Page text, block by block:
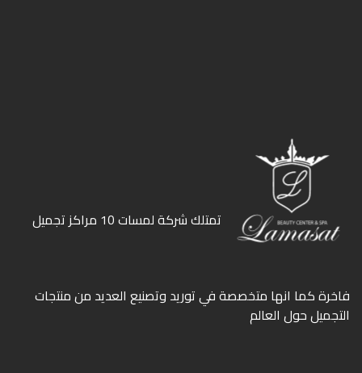
ﺗﻤﺘﻠﻚ ﺷﺮﻛﺔ ﻟﻤﺴﺎت 10 ﻣﺮاﻛﺰ ﺗﺠﻤﻴﻞ
ﻓﺎﺧﺮة كما انها ﻣﺘﺨﺼﺼﺔ ﻓﻲ ﺗﻮرﻳﺪ وﺗﺼﻨﻴﻊ اﻟﻌﺪﻳﺪ ﻣﻦ ﻣﻨﺘﺠﺎت
اﻟﺘﺠﻤﻴﻞ ﺣﻮل اﻟﻌﺎﻟﻢ